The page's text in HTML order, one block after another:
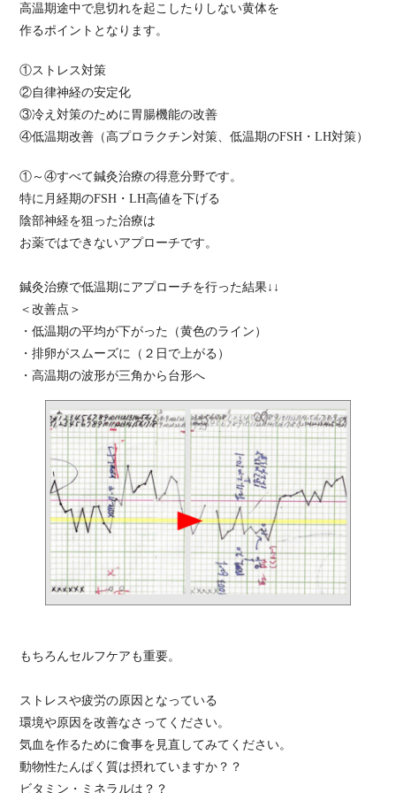
高温期途中で息切れを起こしたりしない黄体を
作るポイントとなります。
①ストレス対策
②自律神経の安定化
③冷え対策のために胃腸機能の改善
④低温期改善（高プロラクチン対策、低温期のFSH・LH対策）
①～④すべて鍼灸治療の得意分野です。
特に月経期のFSH・LH高値を下げる
陰部神経を狙った治療は
お薬ではできないアプローチです。
鍼灸治療で低温期にアプローチを行った結果↓↓
＜改善点＞
・低温期の平均が下がった（黄色のライン）
・排卵がスムーズに（２日で上がる）
・高温期の波形が三角から台形へ
もちろんセルフケアも重要。
ストレスや疲労の原因となっている
環境や原因を改善なさってください。
気血を作るために食事を見直してみてください。
動物性たんぱく質は摂れていますか？？
ビタミン・ミネラルは？？